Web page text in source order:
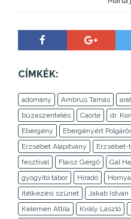
CÍMKÉK:
adomány Ambrus Tamás
búzaszentelés
Caorle dr.
Ebergény
Ebergényért
Erzsébet Alapítvány
Erzsébet-
fesztivál
Flaisz Gergő Gál
gyógyító tábor
Híradó
ítélkezési szünet
Jakab István
Kelemen Attila
Király László